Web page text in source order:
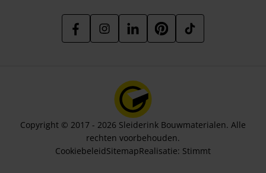
Copyright © 2017 - 2026 Sleiderink Bouwmaterialen. Alle
rechten voorbehouden.
CookiebeleidSitemapRealisatie: Stimmt